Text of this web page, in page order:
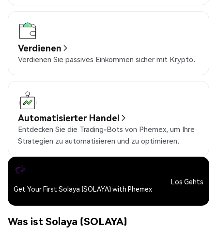
Verdienen
Verdienen Sie passives Einkommen sicher mit Krypto.
Automatisierter Handel
Entdecken Sie die Trading-Bots von Phemex, um Ihre
Strategien zu automatisieren und zu optimieren.
Get Your First Solaya (SOLAYA) with Phemex
Los Gehts
Was ist Solaya (SOLAYA)